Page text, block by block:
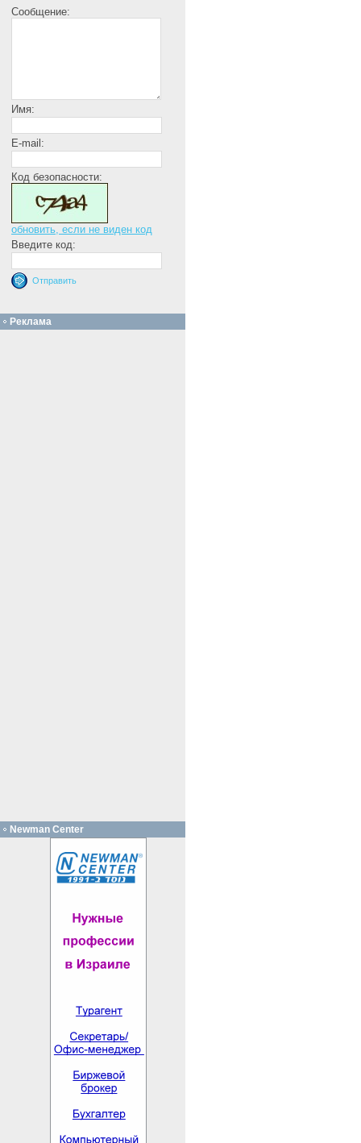
Сообщение:
Имя:
E-mail:
Код безопасности:
обновить, если не виден код
Введите код:
Реклама
Newman Center